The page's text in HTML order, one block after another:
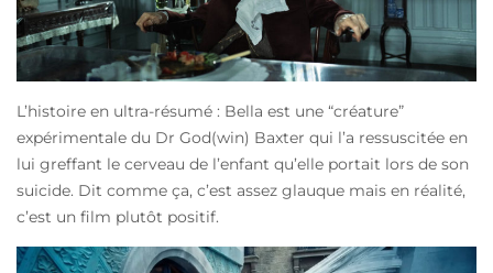
L’histoire en ultra-résumé : Bella est une “créature”
expérimentale du Dr God(win) Baxter qui l’a ressuscitée en
lui greffant le cerveau de l’enfant qu’elle portait lors de son
suicide. Dit comme ça, c’est assez glauque mais en réalité,
c’est un film plutôt positif.